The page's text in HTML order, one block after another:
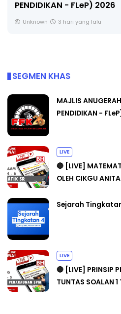
🔴 [LIVE] MATEMATIK SR,
CIKGU ANITA #ALLINONE
SEGMEN KHAS
MAJLIS
PENDIDIKAN -
LIVE
🔴 [LIVE]
OLEH CIKGU
Sejarah
LIVE
🔴 [LIVE] PRINSIP
TUNTAS SOALAN 1